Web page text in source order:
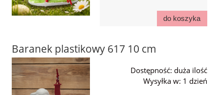
do koszyka
Baranek plastikowy 617 10 cm
Dostępność: duża ilość
Wysyłka w: 1 dzień